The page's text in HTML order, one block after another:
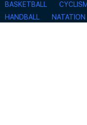
BASKETBALL
HANDBALL
NATATION